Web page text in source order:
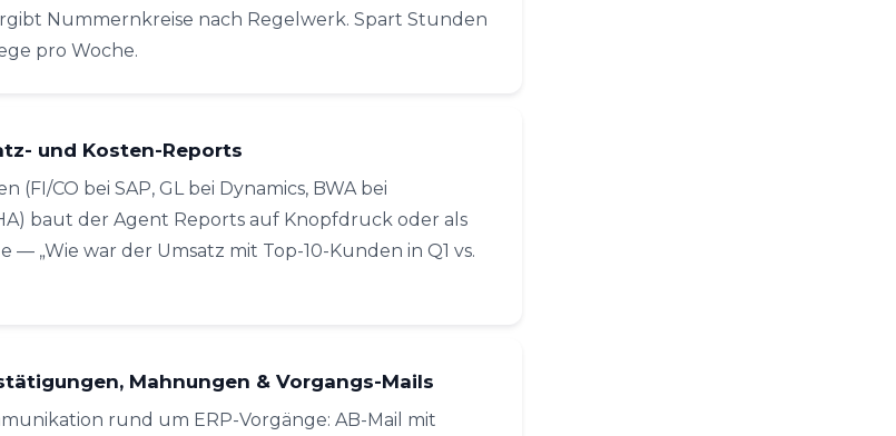
Nummernkreise nach Regelwerk. Spart Stunden
pro Woche.
und Kosten-Reports
(FI/CO bei SAP, GL bei Dynamics, BWA bei
baut der Agent Reports auf Knopfdruck oder als
— „Wie war der Umsatz mit Top-10-Kunden in Q1 vs.
Mahnungen & Vorgangs-Mails
rund um ERP-Vorgänge: AB-Mail mit